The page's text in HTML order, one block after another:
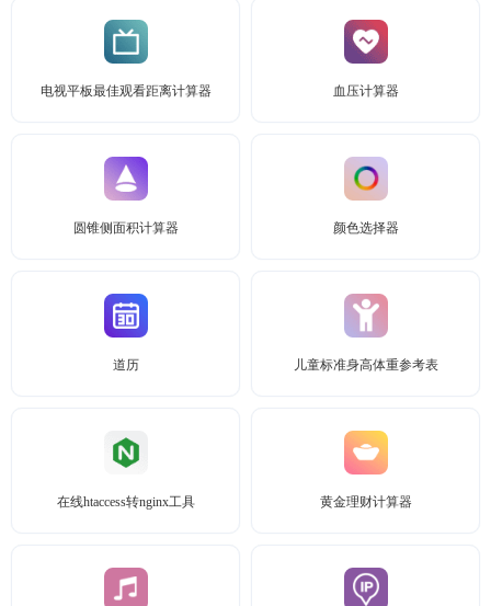
电视平板最佳观看距离计算器 血压计算器
圆锥侧面积计算器 颜色选择器
道历 儿童标准身高体重参考表
在线htaccess转nginx工具 黄金理财计算器